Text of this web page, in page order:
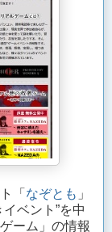
「 なぞとも 」
ベント”を中
ーム」の情報